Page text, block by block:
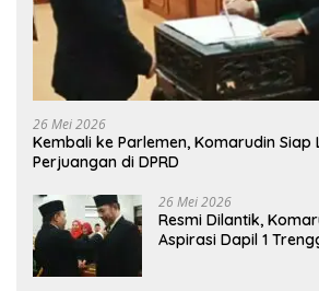
26 Mei 2026
Kembali ke Parlemen, Komarudin Siap
Perjuangan di DPRD
26 Mei 2026
Resmi Dilantik,
Aspirasi Dapil 1